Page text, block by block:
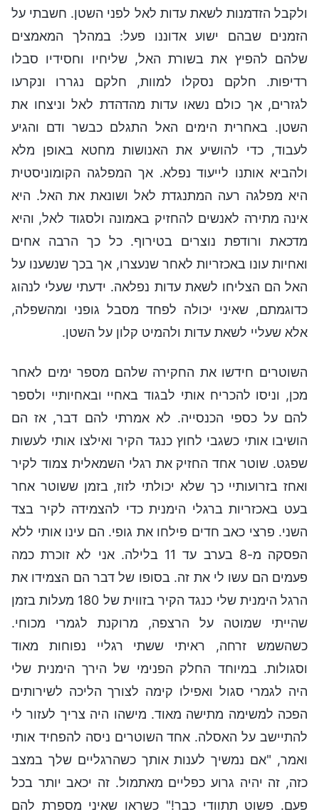
ולקבל הזדמנות לשאת עדות לאל לפני השטן. חשבתי על
הזמנים שבהם ישוע אדוננו פעל: במהלך המאמצים
שלהם להפיץ את בשורת האל, שליחיו וחסידיו סבלו
רדיפות. חלקם נסקלו למוות, חלקם נגררו ונקרעו
לגזרים, אך כולם נשאו עדות מהדהדת לאל וניצחו את
השטן. באחרית הימים האל התגלם כבשר ודם והגיע
לעבוד, כדי להושיע את האנושות מחטא באופן מלא
ולהביא אותנו לייעוד נפלא. אך המפלגה הקומוניסטית
היא מפלגה רעה המתנגדת לאל ושונאת את האל. היא
אינה מתירה לאנשים להחזיק באמונה ולסגוד לאל, והיא
מדכאת ורודפת נוצרים בטירוף. כל כך הרבה אחים
ואחיות עונו באכזריות לאחר שנעצרו, אך בכך שנשענו על
האל הם הצליחו לשאת עדות נפלאה. ידעתי שעלי לנהוג
כדוגמתם, שאיני יכולה לפחד מסבל גופני ומהשפלה,
אלא שעליי לשאת עדות ולהמיט קלון על השטן.
השוטרים חידשו את החקירה שלהם מספר ימים לאחר
מכן, וניסו להכריח אותי לבגוד באחיי ובאחיותיי ולספר
להם על כספי הכנסייה. לא אמרתי להם דבר, אז הם
הושיבו אותי כשגבי לחוץ כנגד הקיר ואילצו אותי לעשות
שפגט. שוטר אחד החזיק את רגלי השמאלית צמוד לקיר
ואחז בזרועותיי כך שלא יכולתי לזוז, בזמן ששוטר אחר
בעט באכזריות ברגלי הימנית כדי להצמידה לקיר בצד
השני. פרצי כאב חדים פילחו את גופי. הם עינו אותי ללא
הפסקה מ-8 בערב עד 11 בלילה. אני לא זוכרת כמה
פעמים הם עשו לי את זה. בסופו של דבר הם הצמידו את
הרגל הימנית שלי כנגד הקיר בזווית של 180 מעלות בזמן
שהייתי שמוטה על הרצפה, מרוקנת לגמרי מכוחי.
כשהשמש זרחה, ראיתי ששתי רגליי נפוחות מאוד
וסגולות. במיוחד החלק הפנימי של הירך הימנית שלי
היה לגמרי סגול ואפילו קימה לצורך הליכה לשירותים
הפכה למשימה מתישה מאוד. מישהו היה צריך לעזור לי
להתיישב על האסלה. אחד השוטרים ניסה להפחיד אותי
ואמר, "אם נמשיך לענות אותך כשהרגליים שלך במצב
כזה, זה יהיה גרוע כפליים מאתמול. זה יכאב יותר בכל
פעם. פשוט תתוודי כבר!" כשראו שאיני מספרת להם